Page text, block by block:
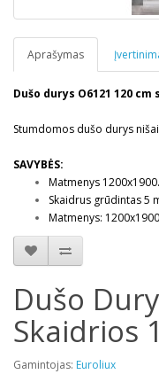
Aprašymas
Dušo durys O6121 120
Stumdomos dušo durys
SAVYBĖS:
Matmenys 1200x1900.
Skaidrus grūdintas 5
Matmenys: 1200x1900
Dušo
Skaidrios
Gamintojas: Euroliux